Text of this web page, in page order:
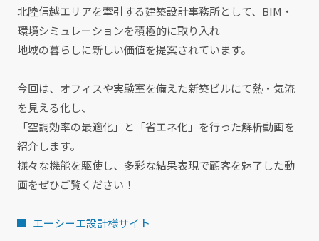
北陸信越エリアを牽引する建築設計事務所として、BIM・
環境シミュレーションを積極的に取り入れ
地域の暮らしに新しい価値を提案されています。
今回は、オフィスや実験室を備えた新築ビルにて熱・気流
を見える化し、
「空調効率の最適化」と「省エネ化」を行った解析動画を
紹介します。
様々な機能を駆使し、多彩な結果表現で顧客を魅了した動
画をぜひご覧ください！
エーシーエ設計様サイト